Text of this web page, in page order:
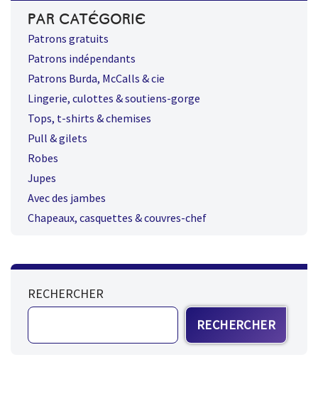
PAR CATÉGORIE
Patrons gratuits
Patrons indépendants
Patrons Burda, McCalls & cie
Lingerie, culottes & soutiens-gorge
Tops, t-shirts & chemises
Pull & gilets
Robes
Jupes
Avec des jambes
Chapeaux, casquettes & couvres-chef
RECHERCHER
RECHERCHER